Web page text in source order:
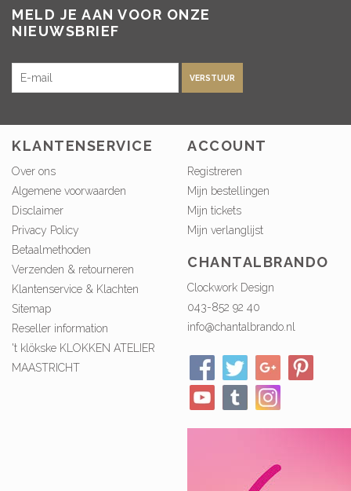
MELD JE AAN VOOR ONZE
NIEUWSBRIEF
VERSTUUR
KLANTENSERVICE
Over ons
Algemene voorwaarden
Disclaimer
Privacy Policy
Betaalmethoden
Verzenden & retourneren
Klantenservice & Klachten
Sitemap
Reseller information
't klökske KLOKKEN ATELIER
MAASTRICHT
ACCOUNT
Registreren
Mijn bestellingen
Mijn tickets
Mijn verlanglijst
CHANTALBRANDO
Clockwork Design
043-852 92 40
info@chantalbrando.nl